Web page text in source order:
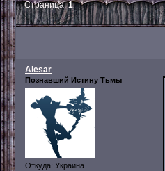
Страница:1
Alesar
Познавший Истину Тьмы
Откуда: Украина